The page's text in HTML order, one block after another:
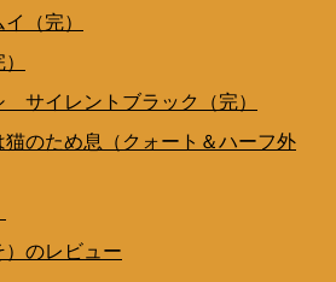
（完）
サイレントブラック（完）
猫のため息（クォート＆ハーフ外
）のレビュー